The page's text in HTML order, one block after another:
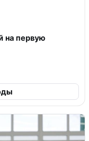
на первую